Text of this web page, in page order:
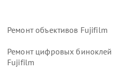
Ремонт объективов Fujifilm
Ремонт цифровых биноклей
Fujifilm